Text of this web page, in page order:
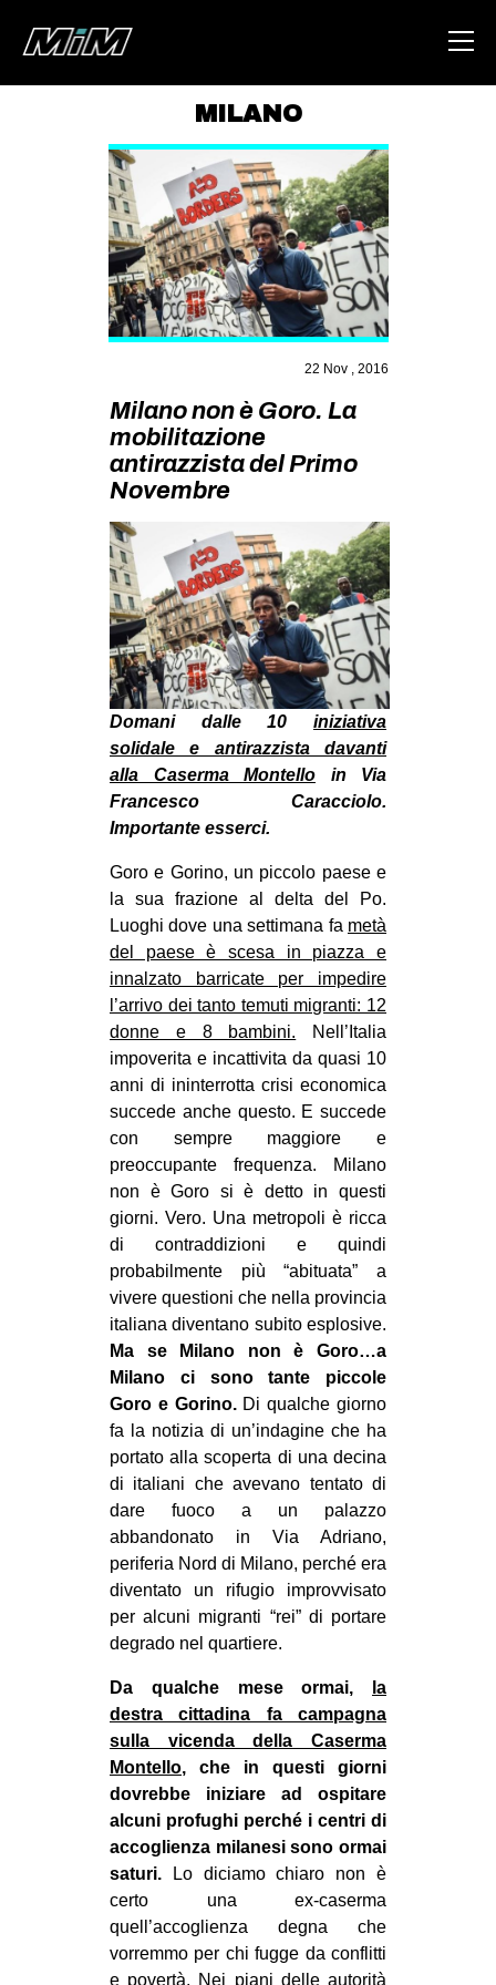
ABOUT
AREA
DEGENERAZIONE
GAZA FREESTYLE
STUDENTI TSUNAMI
ZAM
MOBILITAZIONI
SPAZI
SPORT POPOLARE
MOVIMENTI
AMBIENTE
ANTIFASCISMO
DIRITTO ALL’ABITARE
GENERI
PRECARIATO
REPRESSIONE
STUDENTI
CULTURE
ARTE
CINEMA
MUSICA
RECENSIONI
INTERNAZIONALE
AFRICA
AMERICHE
ESTREMO ORIENTE
EUROPA
MEDIO ORIENTE
EVENTI
in
Fb
bsky
ms
SEARCH
MILANO
22 Nov , 2016
Milano non è Goro. La
mobilitazione
antirazzista del Primo
Novembre
Domani dalle 10 iniziativa
solidale e antirazzista davanti
alla Caserma Montello in Via
Francesco Caracciolo.
Importante esserci.
Goro e Gorino, un piccolo paese e
la sua frazione al delta del Po.
Luoghi dove una settimana fa metà
del paese è scesa in piazza e
innalzato barricate per impedire
l’arrivo dei tanto temuti migranti: 12
donne e 8 bambini. Nell’Italia
impoverita e incattivita da quasi 10
anni di ininterrotta crisi economica
succede anche questo. E succede
con sempre maggiore e
preoccupante frequenza. Milano
non è Goro si è detto in questi
giorni. Vero. Una metropoli è ricca
di contraddizioni e quindi
probabilmente più “abituata” a
vivere questioni che nella provincia
italiana diventano subito esplosive.
Ma se Milano non è Goro…a
Milano ci sono tante piccole
Goro e Gorino.Di qualche giorno
fa la notizia di un’indagine che ha
portato alla scoperta di una decina
di italiani che avevano tentato di
dare fuoco a un palazzo
abbandonato in Via Adriano,
periferia Nord di Milano, perché era
diventato un rifugio improvvisato
per alcuni migranti “rei” di portare
degrado nel quartiere.
Da qualche mese ormai,
la
destra cittadina fa campagna
sulla vicenda della Caserma
Montello, che in questi giorni
dovrebbe iniziare ad ospitare
alcuni profughi perché i centri di
accoglienza milanesi sono ormai
saturi.
Lo diciamo chiaro non è
certo una ex-caserma
quell’accoglienza degna che
vorremmo per chi fugge da conflitti
e povertà. Nei piani delle autorità